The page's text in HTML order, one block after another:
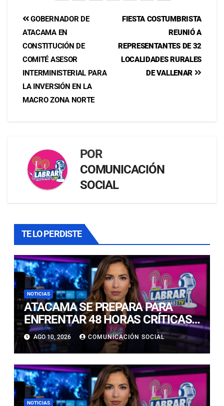
FIESTA COSTUMBRISTA
REUNIÓ A
REPRESENTANTES DE 32
LOCALIDADES RURALES
DE VALLENAR
GOBERNADOR DE
ATACAMA EN
CONSTITUCIÓN DE
COMITÉ ASESOR
INTERMINISTERIAL PARA
LA INVERSIÓN EN LA
MACRO ZONA NORTE
POR
COMUNICACIÓN
SOCIAL
TE LO PERDISTE
NOTICIAS
ATACAMA SE PREPARA PARA
ENFRENTAR 48 HORAS CRÍTICAS
POR INTENSAS PRECIPITACIONES
AGO 10, 2026 COMUNICACIÓN SOCIAL
NOTICIAS